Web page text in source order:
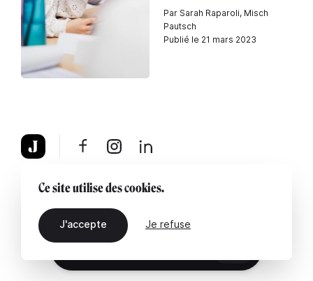
Par Sarah Raparoli, Misch
Pautsch
Publié le 21 mars 2023
À propos Mentions légales Contactez-nous
Ce site utilise des cookies.
J'accepte Je refuse